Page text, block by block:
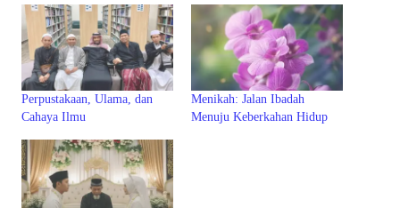
Perpustakaan, Ulama, dan
Cahaya Ilmu
Menikah: Jalan Ibadah
Menuju Keberkahan Hidup